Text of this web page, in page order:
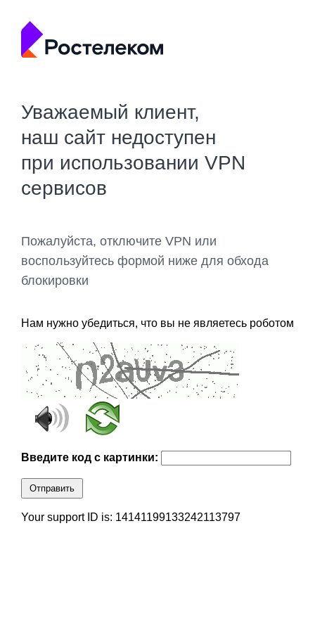
Уважаемый клиент,
наш сайт недоступен
при использовании VPN
сервисов
Пожалуйста, отключите VPN или
воспользуйтесь формой ниже для обхода
блокировки
Нам нужно убедиться, что вы не являетесь роботом
Введите код с картинки:
Отправить
Your support ID is: 14141199133242113797